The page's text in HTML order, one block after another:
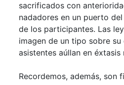
sacrificados con
nadadores en un puerto
de los participantes. Las
imagen de un tipo sobre
asistentes aúllan en
Recordemos, además,